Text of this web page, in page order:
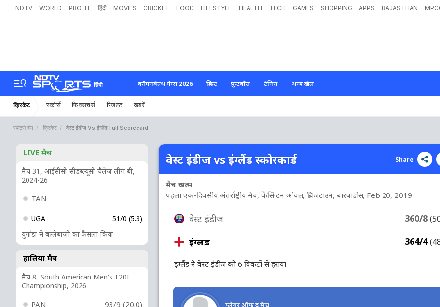
NDTV WORLD PROFIT हिंदी MOVIES CRICKET FOOD LIFESTYLE HEALTH TECH GAMES SHOPPING APPS RAJASTHAN
हिंदी कॉमनवेल्थ गेम्स 2026 क्रिकेट फ़ुटबॉल टेनिस अन्य खेल
क्रिकेट स्कोर्स फिक्सचर्स रिजल्ट ख़बरें
स्पोर्ट्स होम क्रिकेट वेस्ट इंडीज Vs इंग्लैंड Full Scorecard
LIVE मैच
मैच 31, आईसीसी सीडब्ल्यूसी चैलेंज लीग बी,
2024-26
TAN
UGA
51/0 (5.3)
युगांडा ने बल्लेबाज़ी का फैसला किया
हालिया मैच
मैच 8, South American Men's T20I
Championship, 2026
PAN 93/9 (20.0)
वेस्ट इंडीज vs इंग्लैंड स्कोरकार्ड Share
मैच खत्म
पहला एक-दिवसीय अंतर्राष्ट्रीय मैच, केंसिंग्टन ओवल, ब्रिजटाउन, बारबाडोस, Feb 20, 2019
वेस्ट इंडीज 360/8
इंग्लैंड 364/4
इंग्लैंड ने वेस्ट इंडीज को 6 विकटों से हराया
प्लेयर ऑफ द मैच